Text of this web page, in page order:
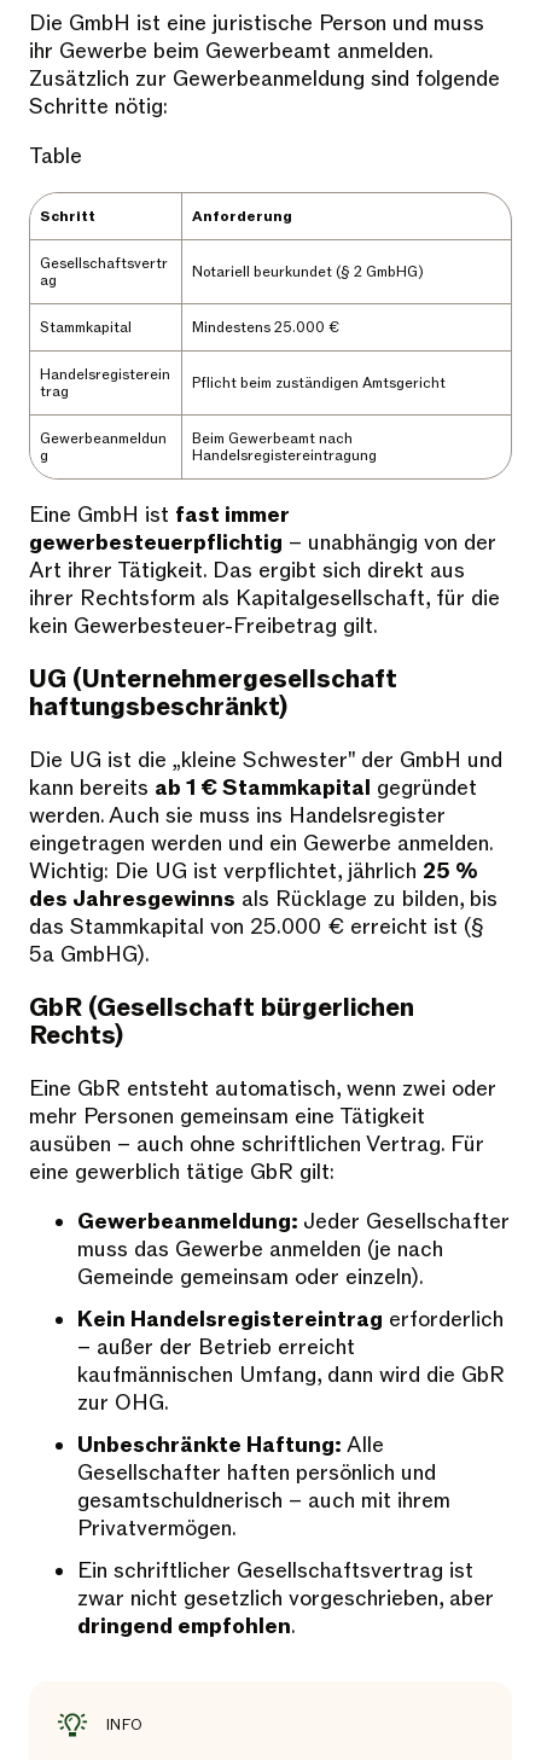
Die GmbH ist eine juristische Person und muss
ihr Gewerbe beim Gewerbeamt anmelden.
Zusätzlich zur Gewerbeanmeldung sind folgende
Schritte nötig:
Table
Schritt Anforderung
Gesellschaftsvertr
ag
Notariell beurkundet (§ 2 GmbHG)
Stammkapital Mindestens 25.000 €
Handelsregisterein
trag
Pflicht beim zuständigen Amtsgericht
Gewerbeanmeldun
g
Beim Gewerbeamt nach
Handelsregistereintragung
Eine GmbH ist fast immer
gewerbesteuerpflichtig – unabhängig von der
Art ihrer Tätigkeit. Das ergibt sich direkt aus
ihrer Rechtsform als Kapitalgesellschaft, für die
kein Gewerbesteuer-Freibetrag gilt.
UG (Unternehmergesellschaft
haftungsbeschränkt)
Die UG ist die „kleine Schwester" der GmbH und
kann bereits ab 1 € Stammkapital gegründet
werden. Auch sie muss ins Handelsregister
eingetragen werden und ein Gewerbe anmelden.
Wichtig: Die UG ist verpflichtet, jährlich 25 %
des Jahresgewinns als Rücklage zu bilden, bis
das Stammkapital von 25.000 € erreicht ist (§
5a GmbHG).
GbR (Gesellschaft bürgerlichen
Rechts)
Eine GbR entsteht automatisch, wenn zwei oder
mehr Personen gemeinsam eine Tätigkeit
ausüben – auch ohne schriftlichen Vertrag. Für
eine gewerblich tätige GbR gilt:
Gewerbeanmeldung: Jeder Gesellschafter
muss das Gewerbe anmelden (je nach
Gemeinde gemeinsam oder einzeln).
Kein Handelsregistereintrag erforderlich
– außer der Betrieb erreicht
kaufmännischen Umfang, dann wird die GbR
zur OHG.
Unbeschränkte Haftung: Alle
Gesellschafter haften persönlich und
gesamtschuldnerisch – auch mit ihrem
Privatvermögen.
Ein schriftlicher Gesellschaftsvertrag ist
zwar nicht gesetzlich vorgeschrieben, aber
dringend empfohlen.
INFO